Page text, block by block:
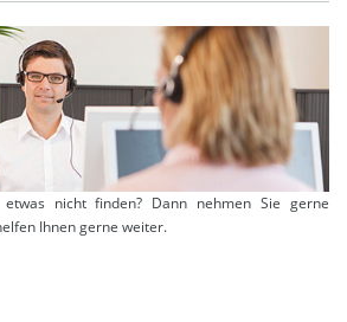
etwas nicht finden? Dann nehmen Sie gerne
Ihnen gerne weiter.